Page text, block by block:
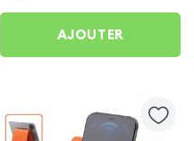
AJOUTER